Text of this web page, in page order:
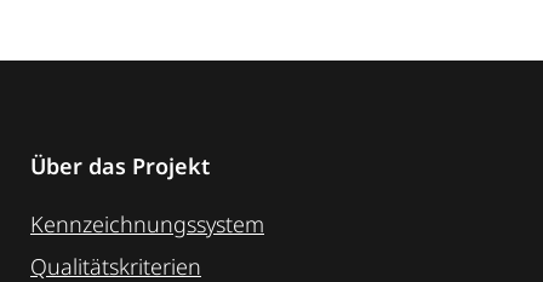
Über das Projekt
Kennzeichnungssystem
Qualitätskriterien